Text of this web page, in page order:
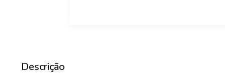
Descrição